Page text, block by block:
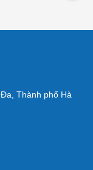
Thành phố Hà